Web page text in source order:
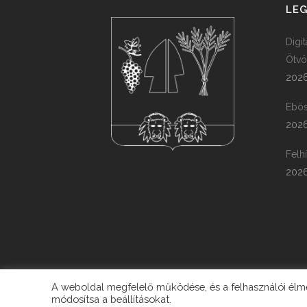
A weboldal megfelelő működése, és a felhasználói
módosítsa a beállításokat.